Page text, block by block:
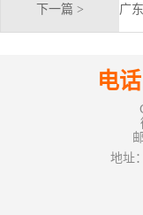
下一篇 >
电
地址